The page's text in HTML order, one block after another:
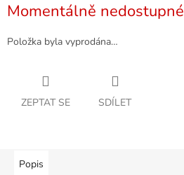
cena:
Momentálně nedostupné
Položka byla vyprodána…
ZEPTAT SE SDÍLET
Popis